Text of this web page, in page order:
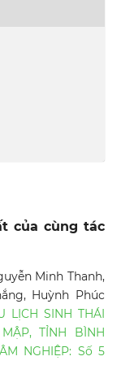
của cùng tác
Minh Thanh,
Huỳnh Phúc
LỊCH SINH THÁI
TỈNH BÌNH
NGHIỆP: Số 5